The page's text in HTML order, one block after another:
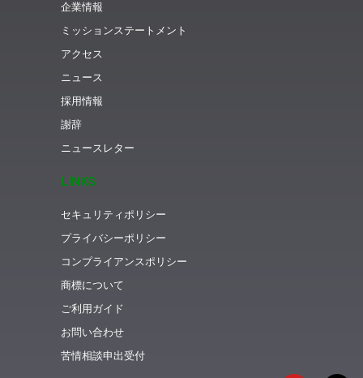
企業情報
ミッションステートメント
アクセス
ニュース
採用情報
謝辞
ニュースレター
LINKS
セキュリティポリシー
プライバシーポリシー
コンプライアンスポリシー
商標について
ご利用ガイド
お問い合わせ
苦情相談申出受付